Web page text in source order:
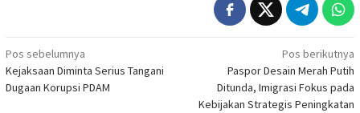
Navigasi
pos
Pos sebelumnya
Kejaksaan Diminta Serius Tangani
Dugaan Korupsi PDAM
Pos berikutnya
Paspor Desain Merah Putih
Ditunda, Imigrasi Fokus pada
Kebijakan Strategis Peningkatan